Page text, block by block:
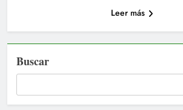
Leer más
Buscar